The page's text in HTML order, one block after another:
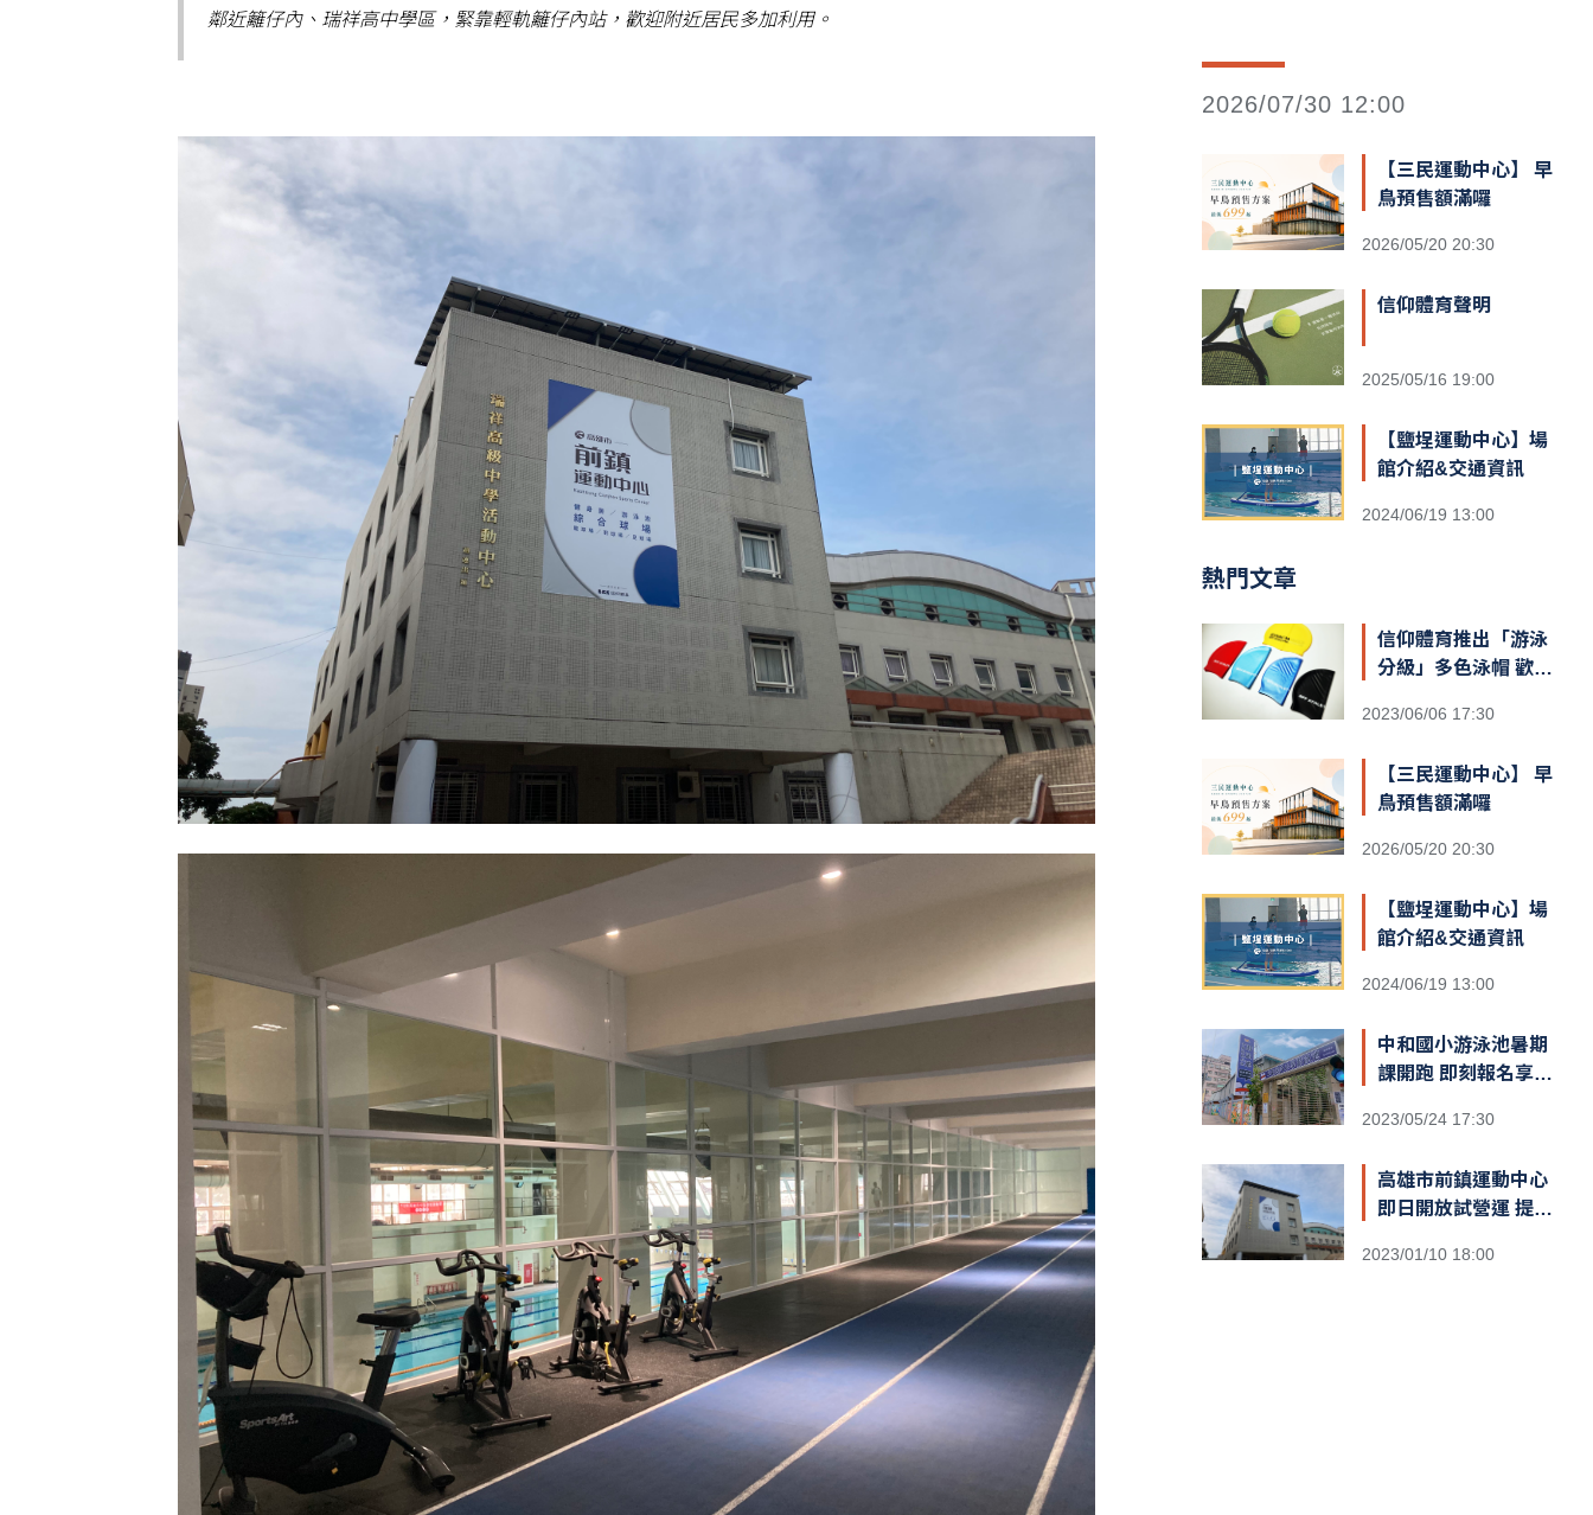
鄰近籬仔內、瑞祥高中學區，緊靠輕軌籬仔內站，歡迎附近居民多加利用。
2026/07/30 12:00
【三民運動中心】 早
鳥預售額滿囉
2026/05/20 20:30
信仰體育聲明
2025/05/16 19:00
【鹽埕運動中心】場
館介紹&交通資訊
2024/06/19 13:00
熱門文章
信仰體育推出「游泳
分級」多色泳帽 歡迎
2023/06/06 17:30
【三民運動中心】 早
鳥預售額滿囉
2026/05/20 20:30
【鹽埕運動中心】場
館介紹&交通資訊
2024/06/19 13:00
中和國小游泳池暑期
課開跑 即刻報名享優
2023/05/24 17:30
高雄市前鎮運動中心
即日開放試營運 提供
2023/01/10 18:00